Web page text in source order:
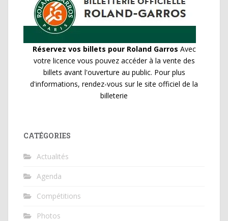
Réservez vos billets pour Roland Garros Avec
votre licence vous pouvez accéder à la vente des
billets avant l'ouverture au public. Pour plus
d'informations, rendez-vous sur le site officiel de la
billeterie
CATÉGORIES
Actualités
Agenda
Compétitions
Photos